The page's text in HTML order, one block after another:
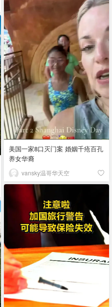
美国一家8口灭门案 婚姻千疮百孔
养女华裔
vansky温哥华天空